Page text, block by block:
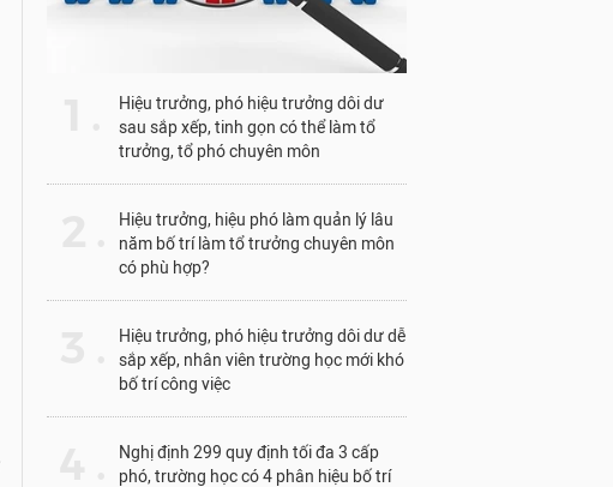
Hiệu trưởng, phó hiệu trưởng dôi dư
sau sắp xếp, tinh gọn có thể làm tổ
trưởng, tổ phó chuyên môn
Hiệu trưởng, hiệu phó làm quản lý lâu
năm bố trí làm tổ trưởng chuyên môn
có phù hợp?
Hiệu trưởng, phó hiệu trưởng dôi dư dễ
sắp xếp, nhân viên trường học mới khó
bố trí công việc
Nghị định 299 quy định tối đa 3 cấp
phó, trường học có 4 phân hiệu bố trí